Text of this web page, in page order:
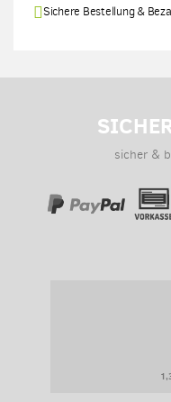
Sichere Bestellung &
sicher &